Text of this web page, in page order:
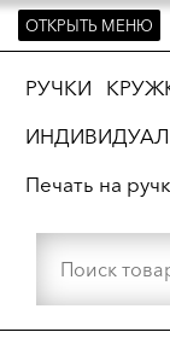
ОТКРЫТЬ МЕНЮ
РУЧКИ
Печать на